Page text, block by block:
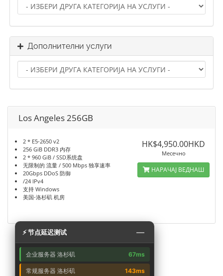
Дополнителни услуги
Los Angeles 256GB
2 * E5-2650 v2
256 GiB DDR3 内存
2 * 960 GiB / SSD系统盘
无限制的 流量 / 500 Mbps 独享速率
20Gbps DDoS 防御
/24 IPv4
支持 Windows
美国-洛杉矶 机房
HK$4,950.00HKD
Месечно
НАРАЧАЈ ВЕДНАШ
⚡ 节点延迟测试 —
企业服务器 洛杉矶 67ms
常规服务器 洛杉矶 143ms